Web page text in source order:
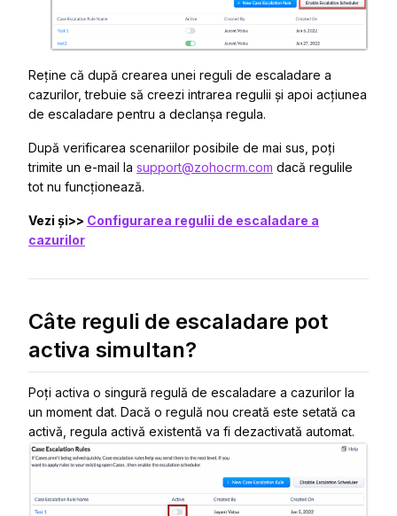
Reține că după crearea unei reguli de escaladare a
cazurilor, trebuie să creezi intrarea regulii și apoi acțiunea
de escaladare pentru a declanșa regula.
După verificarea scenariilor posibile de mai sus, poți
trimite un e-mail la support@zohocrm.com dacă regulile
tot nu funcționează.
Vezi și>> Configurarea regulii de escaladare a
cazurilor
Câte reguli de escaladare pot
activa simultan?
Poți activa o singură regulă de escaladare a cazurilor la
un moment dat. Dacă o regulă nou creată este setată ca
activă, regula activă existentă va fi dezactivată automat.